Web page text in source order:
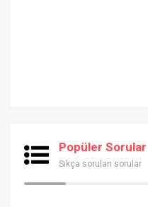
Popüler Sorular
Sıkça sorulan sorular